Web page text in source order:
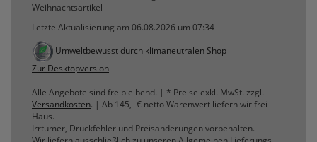
Weihnachtsartikel
Letzte Aktualisierung am 06.08.2026 um 07:34
Umweltbewusst durch klimaneutralen Shop
Zur Desktopversion
Alle Angebote sind freibleibend. | * Preise exkl. MwSt. zzgl.
Versandkosten. | Ab 145,- € netto Warenwert liefern wir frei
Haus.
Irrtümer, Druckfehler und Preisänderungen vorbehalten.